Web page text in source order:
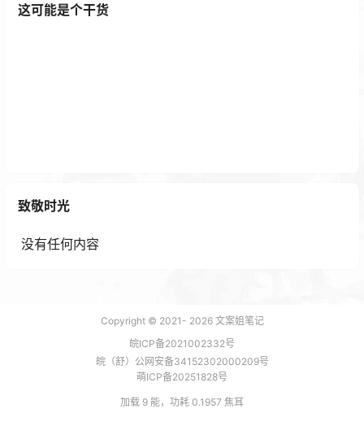
这可能是个干货
致敬时光
没有任何内容
Copyright © 2021- 2026文案姐笔记
皖ICP备2021002332号
皖（舒）公网安备34152302000209号
萌ICP备20251828号
加载 9 能，功耗 0.1957 焦耳